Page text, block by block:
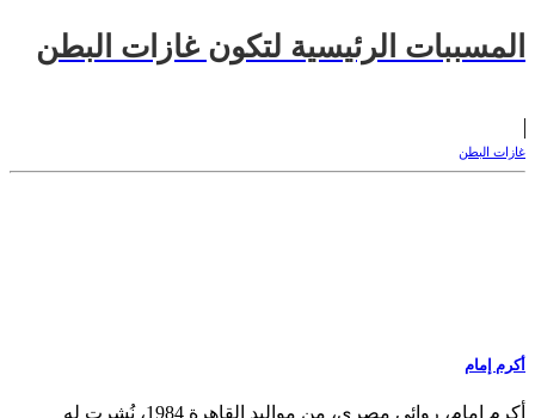
المسببات الرئيسية لتكون غازات البطن
غازات البطن
أكرم إمام
أكرم إمام، روائي مصري، من مواليد القاهرة 1984، نُشرت له